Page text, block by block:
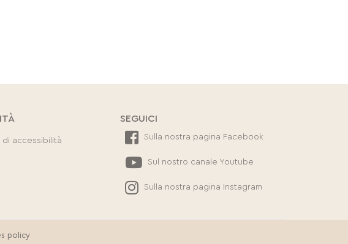
di accessibilità
SEGUICI
Sulla nostra pagina Facebook
Sul nostro canale Youtube
Sulla nostra pagina Instagram
policy